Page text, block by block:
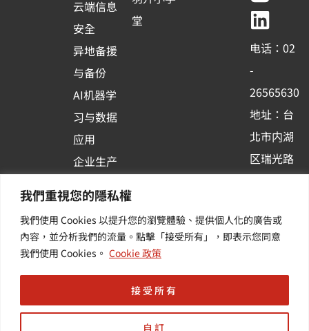
我們重視您的隱私權
我們使用 Cookies 以提升您的瀏覽體驗、提供個人化的廣告或
內容，並分析我們的流量。點擊「接受所有」，即表示您同意
我們使用 Cookies。 Cookie 政策
自訂
接受所有
云端信息
安全
异地备援
与备份
AI机器学
习与数据
应用
企业生产
容器化平
台应用
其他/增
值服务
堂
b
o
o
k
-
s
q
u
r
e
u
b
e
e
d
i
n
电话：02
-
26565630
地址：台
北市内湖
区瑞光路
订阅羽升
新讯 | 提
产业资讯